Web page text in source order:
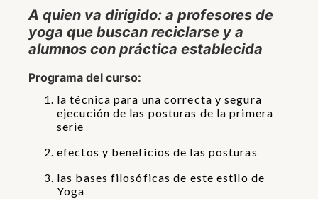
A quien va dirigido: a profesores de
yoga que buscan reciclarse y a
alumnos con práctica establecida
Programa del curso:
la técnica para una correcta y segura
ejecución de las posturas de la primera
serie
efectos y beneficios de las posturas
las bases filosóficas de este estilo de
Yoga